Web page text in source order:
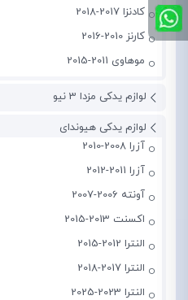
کادنزا 2017-2018
کارنز 2010-2016
موهاوی 2011-2015
لوازم یدکی مزدا 3 نیو
لوازم یدکی هیوندای
آزرا 2008-2010
آزرا 2011-2012
آونته 2006-2007
اکسنت 2013-2015
النترا 2012-2015
النترا 2017-2018
النترا 2023-2025